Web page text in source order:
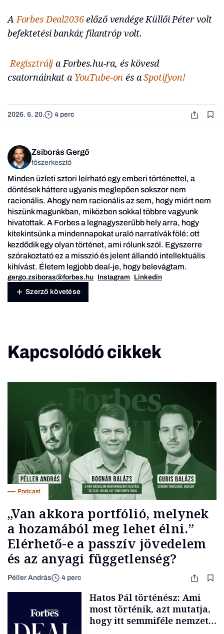
A Forbes Deal2036előző vendége Küllői Péter volt
befektetési bankár, filantróp volt.
Regisztrálj a Forbes.hu-ra, és kövesd
csatornáinkat a YouTube-on és aSpotifyon!
2026. 6. 20. 4 perc
Zsiborás Gergő
főszerkesztő
Minden üzleti sztori leírható egy emberi történettel, a
döntések háttere ugyanis meglepően sokszor nem
racionális. Ahogy nem racionális az sem, hogy miért nem
hiszünk magunkban, miközben sokkal többre vagyunk
hivatottak. A Forbes a legnagyszerűbb hely arra, hogy
kitekintsünk a mindennapokat uraló narratívák fölé: ott
kezdődik egy olyan történet, ami rólunk szól. Egyszerre
szórakoztató ez a misszió és jelent állandó intellektuális
kihívást. Életem legjobb deal-je, hogy belevágtam.
gergo.zsiboras@forbes.hu Instagram Linkedin
Szerző követése
Kapcsolódó cikkek
Podcast
„Van akkora portfólió, melynek
a hozamából meg lehet élni.”
Elérhető-e a passzív jövedelem
és az anyagi függetlenség?
Péller András 4 perc
Hatos Pál történész: Ami
most történik, azt mutatja,
hogy itt semmiféle nemzeti